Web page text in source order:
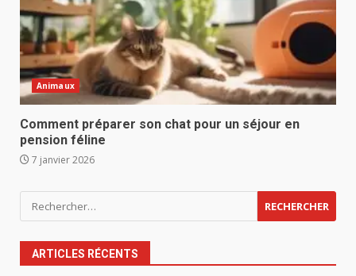
Animaux
Comment préparer son chat pour un séjour en
pension féline
7 janvier 2026
Rechercher :
ARTICLES RÉCENTS